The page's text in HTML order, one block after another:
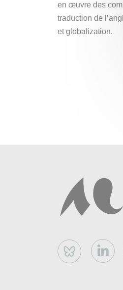
en œuvre des
traduction de
et globalization.
Bluesky